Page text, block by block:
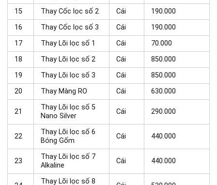
15
Thay Cốc lọc số 2 Cái
190.000
16
Thay Cốc lọc số 3 Cái
190.000
17
Thay Lõi lọc số 1 Cái
70.000
18
Thay Lõi lọc số 2 Cái
850.000
19
Thay Lõi lọc số 3 Cái
850.000
20
Thay Màng RO Cái 630.000
21
Thay Lõi lọc số 5
Nano Silver
Cái 290.000
22
Thay Lõi lọc số 6
Bóng Gốm
Cái 440.000
23
Thay Lõi lọc số 7
Alkaline
Cái 440.000
Thay Lõi lọc số 8